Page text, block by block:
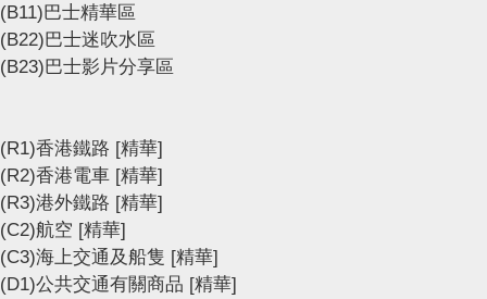
(B11)巴士精華區
(B22)巴士迷吹水區
(B23)巴士影片分享區
(R1)香港鐵路 [精華]
(R2)香港電車 [精華]
(R3)港外鐵路 [精華]
(C2)航空 [精華]
(C3)海上交通及船隻 [精華]
(D1)公共交通有關商品 [精華]